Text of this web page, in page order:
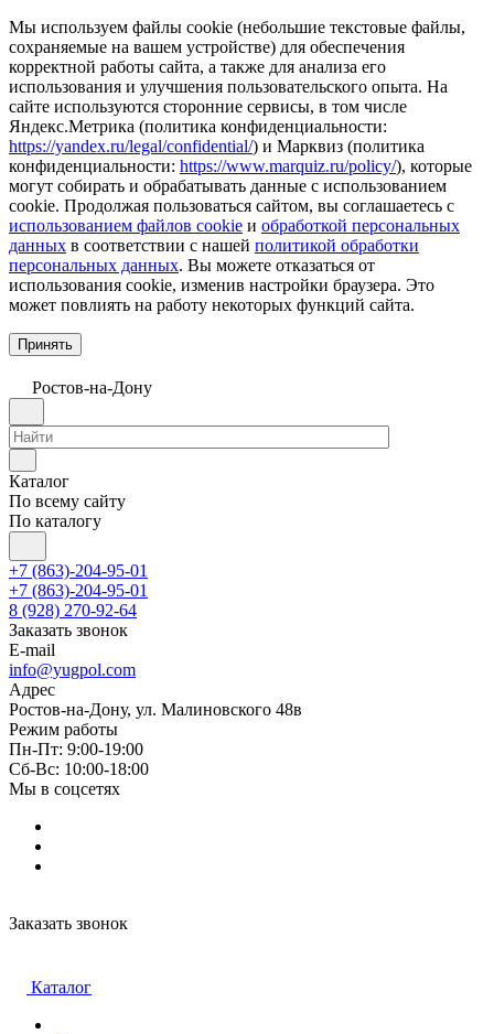
Мы используем файлы cookie (небольшие текстовые файлы,
сохраняемые на вашем устройстве) для обеспечения
корректной работы сайта, а также для анализа его
использования и улучшения пользовательского опыта. На
сайте используются сторонние сервисы, в том числе
Яндекс.Метрика (политика конфиденциальности:
https://yandex.ru/legal/confidential/) и Марквиз (политика
конфиденциальности: https://www.marquiz.ru/policy/), которые
могут собирать и обрабатывать данные с использованием
cookie. Продолжая пользоваться сайтом, вы соглашаетесь с
использованием файлов cookie и обработкой персональных
данных в соответствии с нашей политикой обработки
персональных данных. Вы можете отказаться от
использования cookie, изменив настройки браузера. Это
может повлиять на работу некоторых функций сайта.
Принять
Ростов-на-Дону
Каталог
По всему сайту
По каталогу
+7 (863)-204-95-01
+7 (863)-204-95-01
8 (928) 270-92-64
Заказать звонок
E-mail
info@yugpol.com
Адрес
Ростов-на-Дону, ул. Малиновского 48в
Режим работы
Пн-Пт: 9:00-19:00
Cб-Вс: 10:00-18:00
Мы в соцсетях
Заказать звонок
Каталог